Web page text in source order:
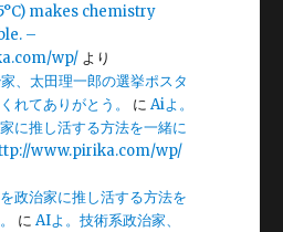
makes chemistry
–
wp/ より
、太田理一郎の選挙ポスタ
れてありがとう。
にAiよ。
に推し活する方法を一緒に
www.pirika.com/wp/
政治家に推し活する方法を
にAIよ。技術系政治家、